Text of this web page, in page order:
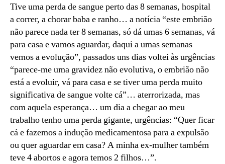
Tive uma perda de sangue perto das 8 semanas, hospital
a correr, a chorar baba e ranho… a notícia “este embrião
não parece nada ter 8 semanas, só dá umas 6 semanas, vá
para casa e vamos aguardar, daqui a umas semanas
vemos a evolução”, passados uns dias voltei às urgências
“parece-me uma gravidez não evolutiva, o embrião não
está a evoluir, vá para casa e se tiver uma perda muito
significativa de sangue volte cá”… aterrorizada, mas
com aquela esperança… um dia a chegar ao meu
trabalho tenho uma perda gigante, urgências: “Quer ficar
cá e fazemos a indução medicamentosa para a expulsão
ou quer aguardar em casa? A minha ex-mulher também
teve 4 abortos e agora temos 2 filhos…”.